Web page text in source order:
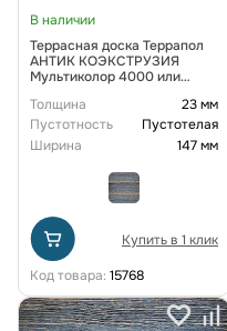
В наличии
Террасная доска Террапол
АНТИК КОЭКСТРУЗИЯ
Мультиколор 4000 или
Космос
Толщина
23 мм
Пустотность
Пустотелая
Ширина
147 мм
Купить в 1 клик
Код товара: 15768